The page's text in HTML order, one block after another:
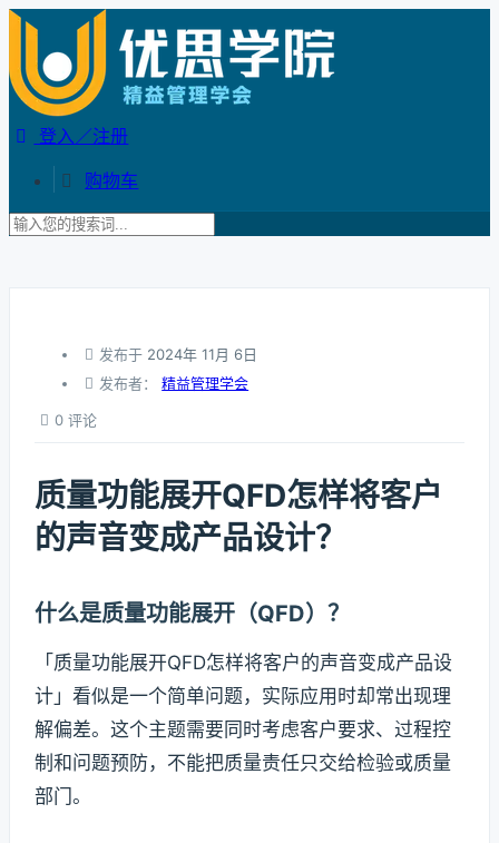
登入／注册
购物车
发布于 2024年 11月 6日
发布者：精益管理学会
0 评论
质量功能展开QFD怎样将客户
的声音变成产品设计？
什么是质量功能展开（QFD）？
「质量功能展开QFD怎样将客户的声音变成产品设
计」看似是一个简单问题，实际应用时却常出现理
解偏差。这个主题需要同时考虑客户要求、过程控
制和问题预防，不能把质量责任只交给检验或质量
部门。